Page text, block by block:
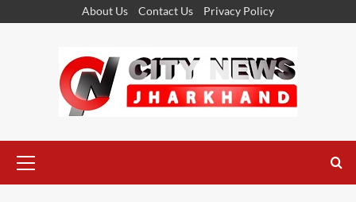
About Us Contact Us Privacy Policy
Menu